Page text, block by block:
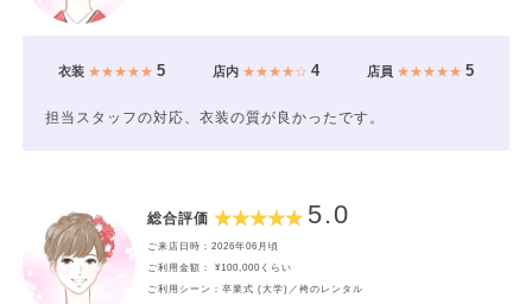
衣装★★★★★ 5 店内★★★★☆ 4 店員 ★★★★★5
担当スタッフの対応、衣装の質が良かったです。
総合評価 5.0
ご来店日時：2026年06月頃
ご利用金額： ¥100,000くらい
ご利用シーン：卒業式 (大学)／袴のレンタル